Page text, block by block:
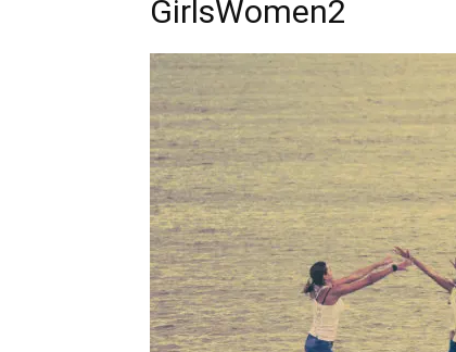
GirlsWomen2